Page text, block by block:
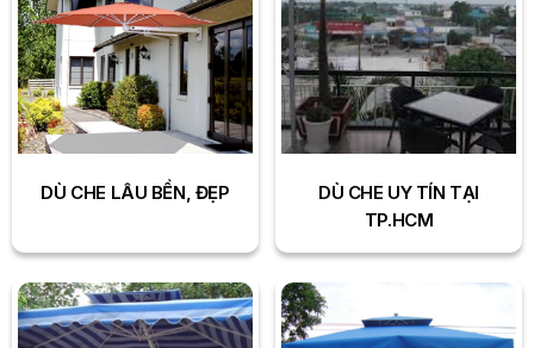
DÙ CHE LÂU BỀN, ĐẸP
DÙ CHE UY TÍN TẠI
TP.HCM